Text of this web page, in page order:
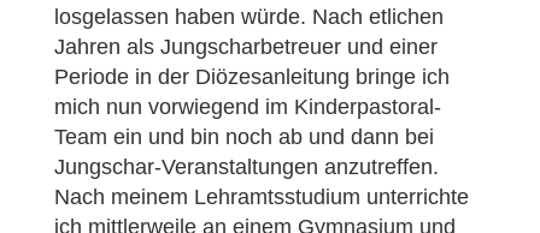
losgelassen haben würde. Nach etlichen
Jahren als Jungscharbetreuer und einer
Periode in der Diözesanleitung bringe ich
mich nun vorwiegend im Kinderpastoral-
Team ein und bin noch ab und dann bei
Jungschar-Veranstaltungen anzutreffen.
Nach meinem Lehramtsstudium unterrichte
ich mittlerweile an einem Gymnasium und